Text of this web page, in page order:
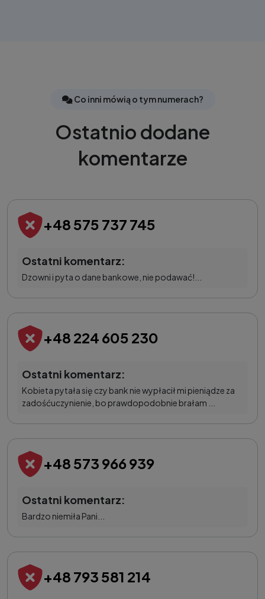
Co inni mówią o tym numerach?
Ostatnio dodane
komentarze
+48 575 737 745
Ostatni komentarz:
Dzowni i pyta o dane bankowe, nie podawać!...
+48 224 605 230
Ostatni komentarz:
Kobieta pytała się czy bank nie wypłacił mi pieniądze za
zadośćuczynienie, bo prawdopodobnie brałam ...
+48 573 966 939
Ostatni komentarz:
Bardzo niemiła Pani...
+48 793 581 214